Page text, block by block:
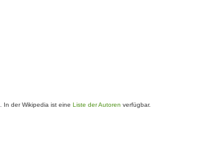
. In der Wikipedia ist eine Liste der Autoren verfügbar.